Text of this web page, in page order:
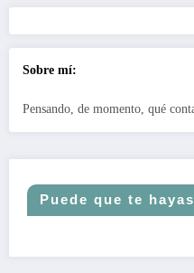
Sobre mí:
Pensando, de momento, qué
Puede que te